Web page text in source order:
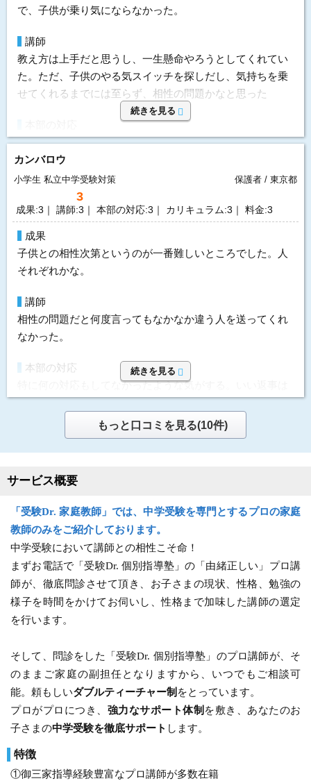
価格
と思いますが、経験やスキル、実力により分けてほしいと
かんじました
要望
教師によって対応力や、勉強自体の実力や、受験経験の有
選んだ理由
自分の子供との相性やコミュニケーションがうまく取れて
いるか、のうはうときっちりとおしえてもらっているか確
認しました
利用内容
目的
高校受験対策
成績変化
STAY
入会時3 → 卒業時3
投稿者：じんじさん 投稿時期：2026年03月
運営者に通知
料金を問い合わせる
（資料請求）
無料
で、子供が乗り気にならなかった。
講師
教え方は上手だと思うし、一生懸命やろうとしてくれてい
た。ただ、子供のやる気スイッチを探しだし、気持ちを乗
せてくれるまでには至らず、相性の問題かなと思った
担当を変えてほしいと言ったが、なかなか対応してくれな
かった。
指導方針&カリキュラム
集団塾で使っているテキストを使ってもらえたり、こちら
の要望に応えてくれたので良かった。
価格
値段だけ見れば高めだと思う。でもしっかりとした先生が
要望
親との面談のような時間をもう少し設けてくれたらいいと
選びなど相談できずに終わってしまった。
ちゃんとした先生が責任を持って見てくれること。与えら
れた学習時間だけでなく、全体を考えて戦略を一緒にねっ
科目
数学、国語
講師
プロ家庭教師 男性
開始時期
2023年8月 6ヵ月
頻度
目的
私立中学受験対策
目的の達成度
成績推移
入会時2 → 卒業時2
投稿者：ぎゅーちゃんさん 投稿時期：2024年02月
料金を問い合わせる
続きを見る
カンバロウ
小学生 私立中学受験対策 保護者 / 東京都
3
成果:3｜ 講師:3｜ 本部の対応:3｜ カリキュラム:3｜ 料金:3
成果
子供との相性次第というのが一番難しいところでした。人
それぞれかな。
講師
相性の問題だと何度言ってもなかなか違う人を送ってくれ
なかった。
本部の対応
特に何の対応もしてなかったような気がする。いい返事は
もらえるけど。
指導方針&カリキュラム
カリキュラムはあるけど、身になっていたかどうかは不明
やっぱり高いので成果がないと悪く感じる。当然の結果と
して。。
要望
値段に見合う結果を得られれば誰でも満足するが、それが
難しいのは分かります。
値段と相性、これに尽きます。他に理由はないと思います
体験授業について
体験は受けないと分かりません。必ず実際に体験して納得
してからでしょう。
利用内容
続きを見る
もっと口コミを見る(10件)
サービス概要
「受験Dr.家庭教師」では、中学受験を専門とするプロの家庭
教師のみをご紹介しております。
中学受験において講師との相性こそ命！
まずお電話で「受験Dr. 個別指導塾」の「由緒正しい」プロ講
師が、徹底問診させて頂き、お子さまの現状、性格、勉強の
様子を時間をかけてお伺いし、性格まで加味した講師の選定
を行います。
そして、問診をした「受験Dr. 個別指導塾」のプロ講師が、そ
のままご家庭の副担任となりますから、いつでもご相談可
能。頼もしいダブルティーチャー制 をとっています。
プロがプロにつき、 強力なサポート体制 を敷き、あなたのお
子さまの中学受験を徹底サポート します。
特徴
①御三家指導経験豊富なプロ講師が多数在籍